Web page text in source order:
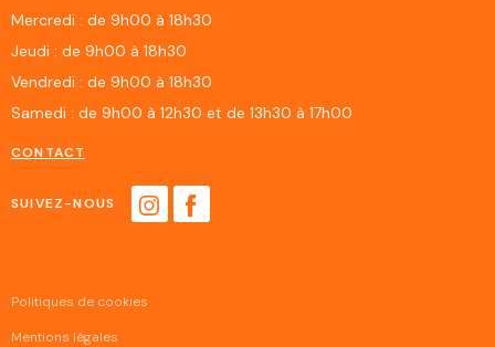
Mercredi : de 9h00 à 18h30
Jeudi : de 9h00 à 18h30
Vendredi : de 9h00 à 18h30
Samedi : de 9h00 à 12h30 et de 13h30 à 17h00
CONTACT
SUIVEZ-NOUS
Politiques de cookies
Mentions légales